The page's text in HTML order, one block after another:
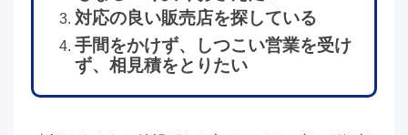
対応の良い販売店を探している
手間をかけず、しつこい営業を受け
ず、相見積をとりたい